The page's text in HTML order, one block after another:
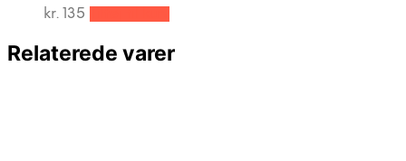
kr. 135
Relaterede varer